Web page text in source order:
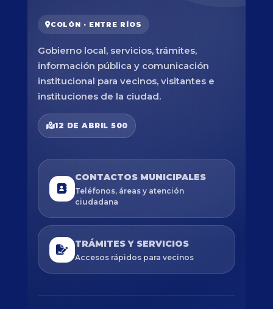
COLÓN · ENTRE RÍOS
Gobierno local, servicios, trámites,
información pública y comunicación
institucional para vecinos, visitantes e
instituciones de la ciudad.
12 DE ABRIL 500
CONTACTOS MUNICIPALES
Teléfonos, áreas y atención
ciudadana
TRÁMITES Y SERVICIOS
Accesos rápidos para vecinos